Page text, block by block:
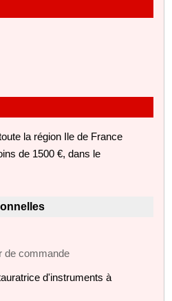
la région Ile de France
de 1500 €, dans le
de commande
d'instruments à